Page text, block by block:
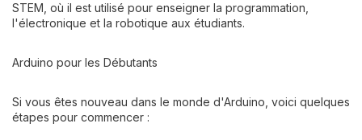
STEM, où il est utilisé pour enseigner la programmation,
l'électronique et la robotique aux étudiants.
Arduino pour les Débutants
Si vous êtes nouveau dans le monde d'Arduino, voici quelques
étapes pour commencer :